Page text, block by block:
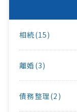
相続(15)
離婚(3)
債務整理(2)